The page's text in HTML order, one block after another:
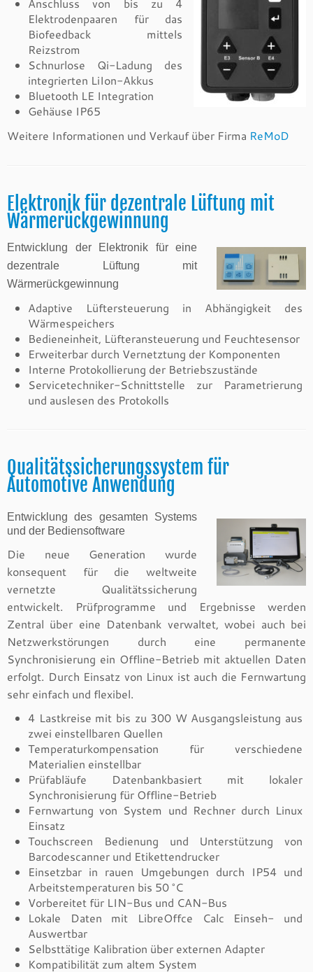
Elektrodenpaaren für das
Biofeedback mittels
Reizstrom
Schnurlose Qi-Ladung des
integrierten LiIon-Akkus
Bluetooth LE Integration
Gehäuse IP65
Weitere Informationen und Verkauf über Firma ReMoD
Elektronik für dezentrale Lüftung mit
Wärmerückgewinnung
Entwicklung der Elektronik für eine
dezentrale Lüftung mit
Wärmerückgewinnung
Adaptive Lüftersteuerung in Abhängigkeit des
Wärmespeichers
Bedieneinheit, Lüfteransteuerung und Feuchtesensor
Erweiterbar durch Vernetztung der Komponenten
Interne Protokollierung der Betriebszustände
Servicetechniker-Schnittstelle zur Parametrierung
und auslesen des Protokolls
Qualitätssicherungssystem für
Automotive Anwendung
Entwicklung des gesamten Systems
und der Bediensoftware
Die neue Generation wurde
konsequent für die weltweite
vernetzte Qualitätssicherung
entwickelt. Prüfprogramme und Ergebnisse werden
Zentral über eine Datenbank verwaltet, wobei auch bei
Netzwerkstörungen durch eine permanente
Synchronisierung ein Offline-Betrieb mit aktuellen Daten
erfolgt. Durch Einsatz von Linux ist auch die Fernwartung
sehr einfach und flexibel.
4 Lastkreise mit bis zu 300 W Ausgangsleistung aus
zwei einstellbaren Quellen
Temperaturkompensation für verschiedene
Materialien einstellbar
Prüfabläufe Datenbankbasiert mit lokaler
Synchronisierung für Offline-Betrieb
Fernwartung von System und Rechner durch Linux
Einsatz
Touchscreen Bedienung und Unterstützung von
Barcodescanner und Etikettendrucker
Einsetzbar in rauen Umgebungen durch IP54 und
Arbeitstemperaturen bis 50 °C
Vorbereitet für LIN-Bus und CAN-Bus
Lokale Daten mit LibreOffce Calc Einseh- und
Auswertbar
Selbsttätige Kalibration über externen Adapter
Kompatibilität zum altem System